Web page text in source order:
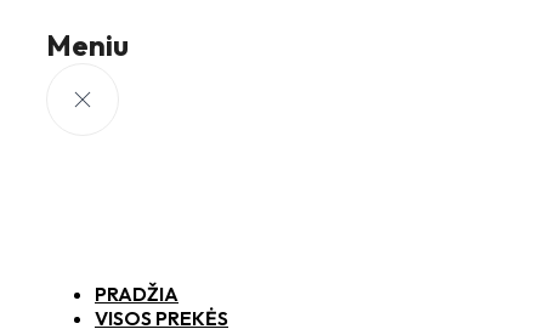
Meniu
PRADŽIA
VISOS PREKĖS